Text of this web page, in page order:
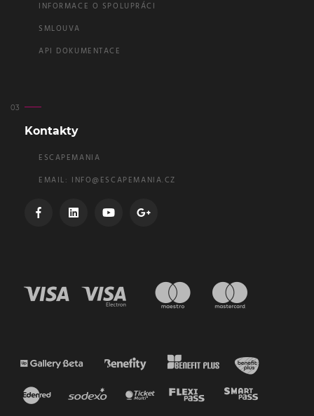
INFORMACE O SPOLUPRÁCI
SMLOUVA
API DOKUMENTACE
Kontakty
ESCAPEMANIA
EMAIL: INFO@ESCAPEMANIA.CZ